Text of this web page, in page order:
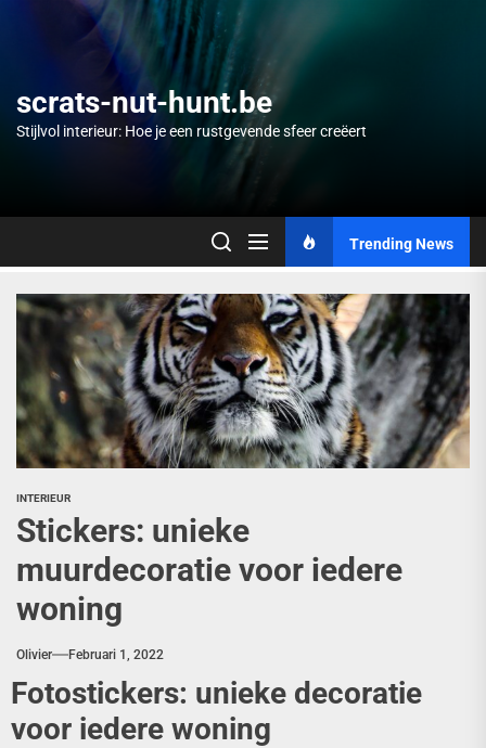
scrats-nut-hunt.be
Stijlvol interieur: Hoe je een rustgevende sfeer creëert
Trending News
INTERIEUR
Stickers: unieke
muurdecoratie voor iedere
woning
Olivier Februari 1, 2022
Fotostickers: unieke decoratie
voor iedere woning